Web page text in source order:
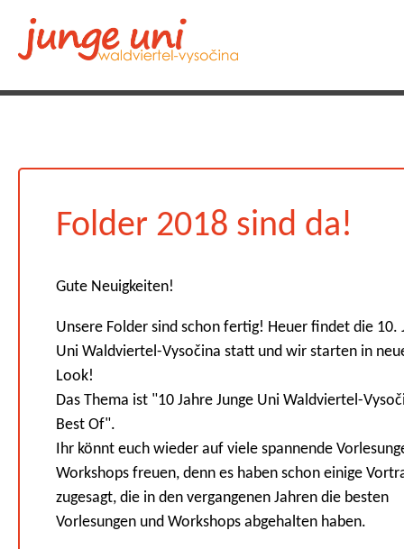
Folder 2018 sind da!
Gute Neuigkeiten!
Unsere Folder sind schon fertig! Heuer findet die 10.
Uni Waldviertel-Vysočina statt und wir starten in
Look!
Das Thema ist "10 Jahre Junge Uni Waldviertel-
Best Of".
Ihr könnt euch wieder auf viele spannende
Workshops freuen, denn es haben schon einige
zugesagt, die in den vergangenen Jahren die besten
Vorlesungen und Workshops abgehalten haben.